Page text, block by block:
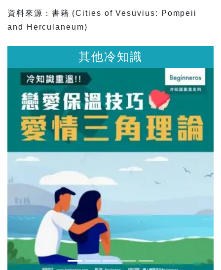
資料來源：書籍 (Cities of Vesuvius: Pompeii
and Herculaneum)
其他冷知識